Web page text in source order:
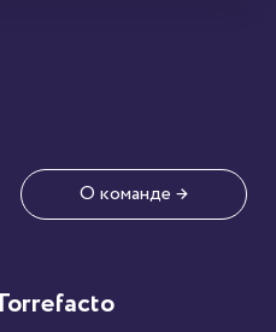
О команде →